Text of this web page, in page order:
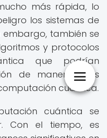
más rápida, lo
los sistemas de
embargo, también se
y protocolos
que podrían
de manera más
cuántica.
cuántica se
Con el tiempo, es